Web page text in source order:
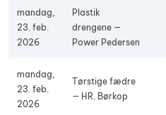
mandag,
23. feb.
2026
Plastik
drengene —
Power Pedersen
mandag,
23. feb.
2026
Tørstige fædre
— HR. Børkop